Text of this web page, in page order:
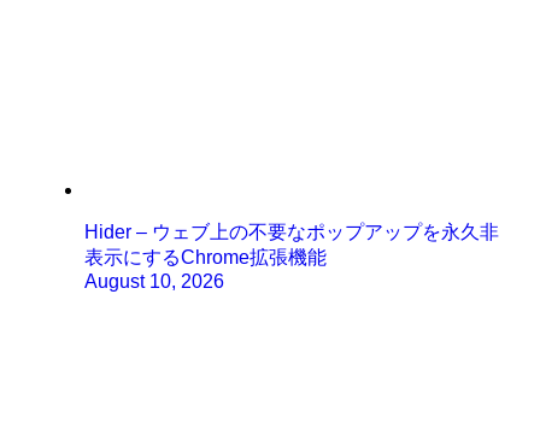
Hider – ウェブ上の不要なポップアップを永久非
表示にするChrome拡張機能
August 10, 2026